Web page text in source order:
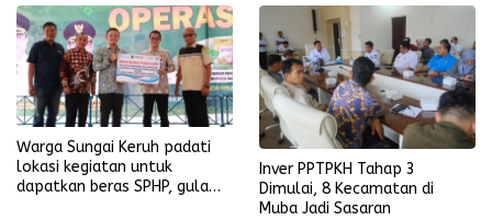
Warga Sungai Keruh padati
lokasi kegiatan untuk
dapatkan beras SPHP, gula
Inver PPTPKH Tahap 3
Dimulai, 8 Kecamatan di
Muba Jadi Sasaran